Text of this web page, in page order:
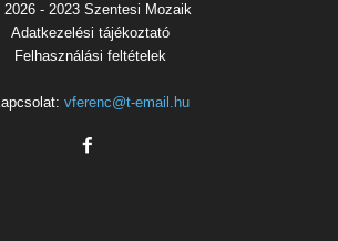
- 2023 Szentesi Mozaik
Adatkezelési tájékoztató
Felhasználási feltételek
vferenc@t-email.hu